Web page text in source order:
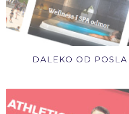
DALEKO OD